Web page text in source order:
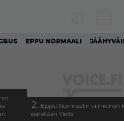
EPPU NORMAALI
2. Eppu Normaalin viimeinen
esitetään Ylellä